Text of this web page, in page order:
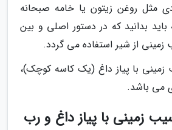
مثل روغن زیتون یا خامه صبحانه
باید بدانید که در دستور اصلی و بین
زمینی از شیر استفاده می گردد.
زمینی با پیاز داغ (یک کاسه کوچک)،
زمینی با پیاز داغ و رب